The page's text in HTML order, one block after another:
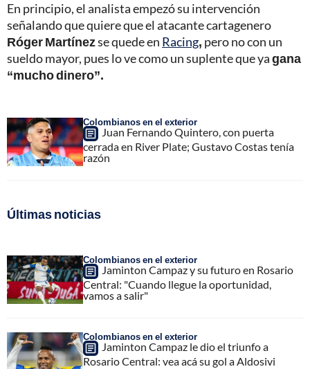
En principio, el analista empezó su intervención
señalando que quiere que el atacante cartagenero
Róger Martínezse quede en Racing, pero no con un
sueldo mayor, pues lo ve como un suplente que yagana
“mucho dinero”.
Colombianos en el exterior
Juan Fernando Quintero, con puerta
cerrada en River Plate; Gustavo Costas tenía
razón
Últimas noticias
Colombianos en el exterior
Jaminton Campaz y su futuro en Rosario
Central: "Cuando llegue la oportunidad,
vamos a salir"
Colombianos en el exterior
Jaminton Campaz le dio el triunfo a
Rosario Central: vea acá su gol a Aldosivi